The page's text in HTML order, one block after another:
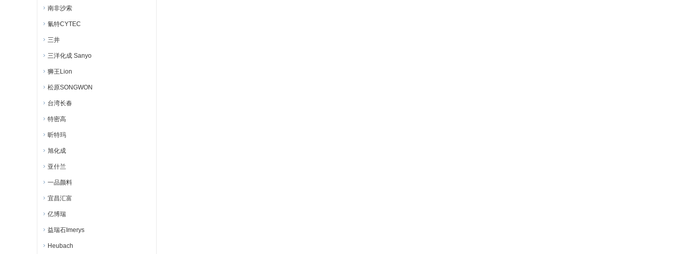
南非沙索
氰特CYTEC
三井
三洋化成 Sanyo
狮王Lion
松原SONGWON
台湾长春
特密高
昕特玛
旭化成
亚什兰
一品颜料
宜昌汇富
亿博瑞
益瑞石Imerys
Heubach